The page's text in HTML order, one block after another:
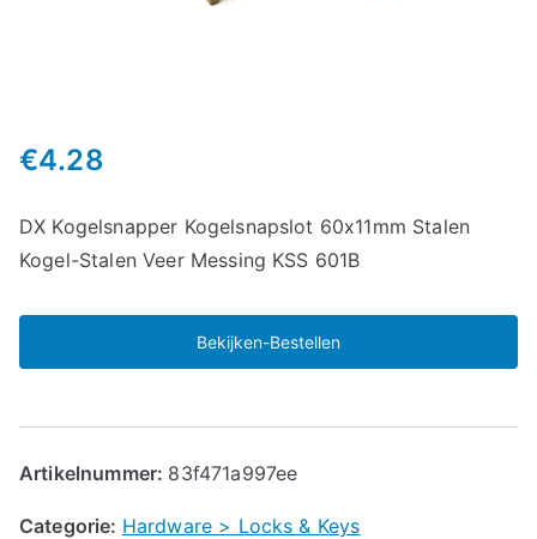
€4.28
DX Kogelsnapper Kogelsnapslot 60x11mm Stalen
Kogel-Stalen Veer Messing KSS 601B
Bekijken-Bestellen
Artikelnummer: 83f471a997ee
Categorie: Hardware > Locks & Keys